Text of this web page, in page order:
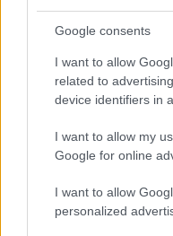
Google consents
I want to allow
related to
device identifiers in
I want to allow my
Google for online
I want to allow
personalized
Η λειτουργία του
ίσως σώσει ζωές